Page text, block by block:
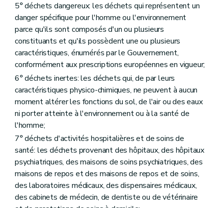
Section 2 Commission des déchets
Art. 33
Section 3 Office wallon des Déchets
Art. 34
Art. 35
Art. 36
Art. 37
Art. 38
Section 4 Société publique à forme commerciale
Art. 39
Section 5 Echantillonnages et analysés
Art. 40
Section première
Art. 29
Art. 30
Art. 31
Art. 32
Section 2 Commission des déchets
Art. 33
Section 3 Office wallon des Déchets
Art. 34
5° déchets dangereux: les déchets qui représentent un
danger spécifique pour l'homme ou l'environnement
parce qu'ils sont composés d'un ou plusieurs
constituants et qu'ils possèdent une ou plusieurs
caractéristiques, énumérés par le Gouvernement,
conformément aux prescriptions européennes en vigueur;
6° déchets inertes: les déchets qui, de par leurs
caractéristiques physico-chimiques, ne peuvent à aucun
moment altérer les fonctions du sol, de l'air ou des eaux
ni porter atteinte à l'environnement ou à la santé de
l'homme;
7° déchets d'activités hospitalières et de soins de
santé: les déchets provenant des hôpitaux, des hôpitaux
psychiatriques, des maisons de soins psychiatriques, des
maisons de repos et des maisons de repos et de soins,
des laboratoires médicaux, des dispensaires médicaux,
des cabinets de médecin, de dentiste ou de vétérinaire